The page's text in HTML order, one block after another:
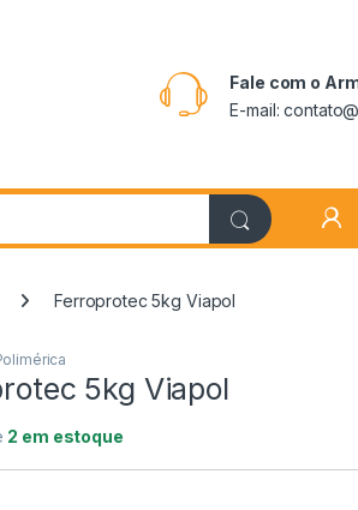
Fale com o
E-mail:
Ferroprotec 5kg Viapol
5kg Viapol
2 em estoque